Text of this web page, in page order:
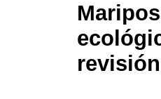
revisión